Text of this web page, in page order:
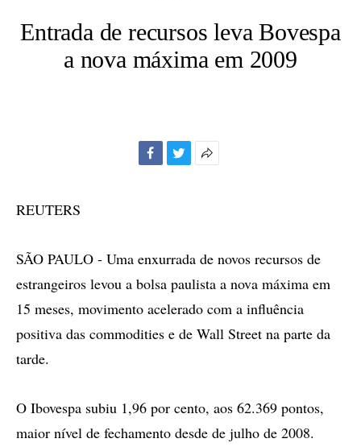
Entrada de recursos leva Bovespa
a nova máxima em 2009
REUTERS
SÃO PAULO - Uma enxurrada de novos recursos de
estrangeiros levou a bolsa paulista a nova máxima em
15 meses, movimento acelerado com a influência
positiva das commodities e de Wall Street na parte da
tarde.
O Ibovespa subiu 1,96 por cento, aos 62.369 pontos,
maior nível de fechamento desde de julho de 2008.